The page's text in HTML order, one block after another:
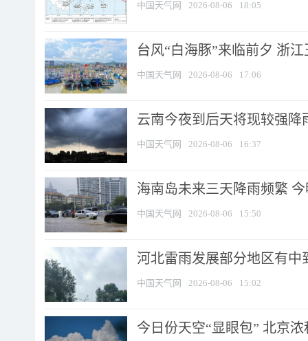
中国天气网 2026-08-06 18:05
台风“白海豚”来临前夕 浙
中国天气网 2026-08-06 17:06
云南今夜到后天将现较强降
中国天气网 2026-08-06 16:37
海南岛未来三天降雨频繁
中国天气网 2026-08-06 15:50
河北雷雨发展部分地区有中
中国天气网 2026-08-06 15:02
今日份天空“显眼包” 北京